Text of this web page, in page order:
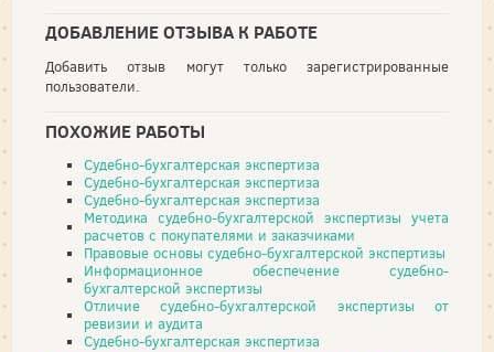
ДОБАВЛЕНИЕ ОТЗЫВА К РАБОТЕ
Добавить отзыв могут только зарегистрированные
пользователи.
ПОХОЖИЕ РАБОТЫ
Судебно-бухгалтерская экспертиза
Судебно-бухгалтерская экспертиза
Судебно-бухгалтерская экспертиза
Методика судебно-бухгалтерской экспертизы учета
расчетов с покупателями и заказчиками
Правовые основы судебно-бухгалтерской экспертизы
Информационное обеспечение судебно-
бухгалтерской экспертизы
Отличие судебно-бухгалтерской экспертизы от
ревизии и аудита
Судебно-бухгалтерская экспертиза